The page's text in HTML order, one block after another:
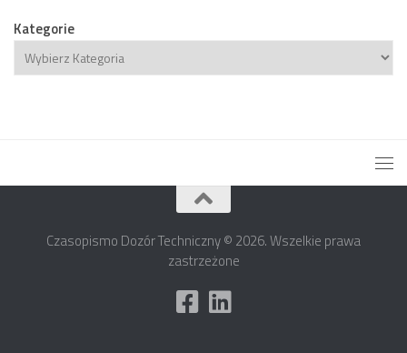
Kategorie
Kategorie
Czasopismo Dozór Techniczny © 2026. Wszelkie prawa
zastrzeżone